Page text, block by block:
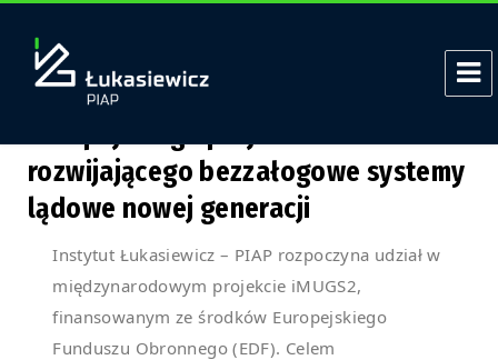
Autor:
Łukasiewicz – PIAP partnerem
europejskiego projektu iMUGS2
rozwijającego bezzałogowe systemy
lądowe nowej generacji
Instytut Łukasiewicz – PIAP rozpoczyna udział w
międzynarodowym projekcie iMUGS2,
finansowanym ze środków Europejskiego
Funduszu Obronnego (EDF). Celem